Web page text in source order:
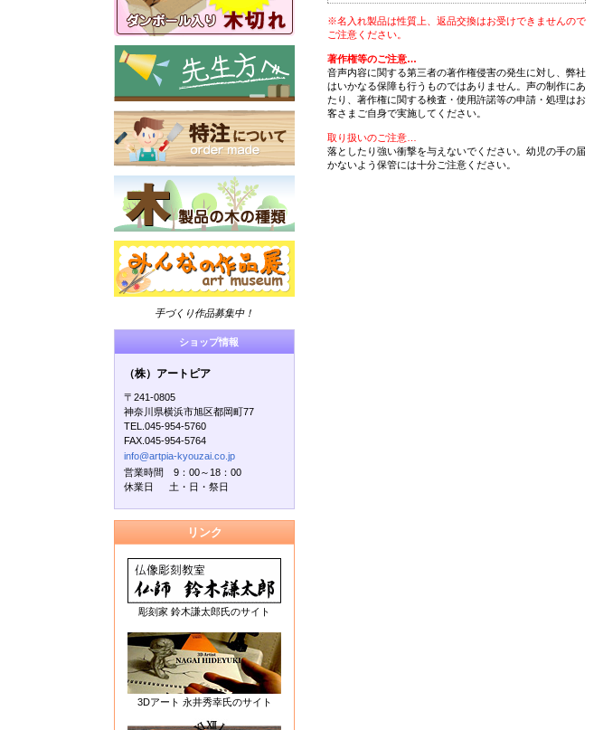
※名入れ製品は性質上、返品交換はお受けできませんので
ご注意ください。
著作権等のご注意…
音声内容に関する第三者の著作権侵害の発生に対し、弊社
はいかなる保障も行うものではありません。声の制作にあ
たり、著作権に関する検査・使用許諾等の申請・処理はお
客さまご自身で実施してください。
取り扱いのご注意…
落としたり強い衝撃を与えないでください。幼児の手の届
かないよう保管には十分ご注意ください。
手づくり作品募集中！
ショップ情報
（株）アートピア
〒241-0805
神奈川県横浜市旭区都岡町77
TEL.045-954-5760
FAX.045-954-5764
info@artpia-kyouzai.co.jp
営業時間 9：00～18：00
休業日 土・日・祭日
リンク
彫刻家 鈴木謙太郎氏のサイト
3Dアート 永井秀幸氏のサイト